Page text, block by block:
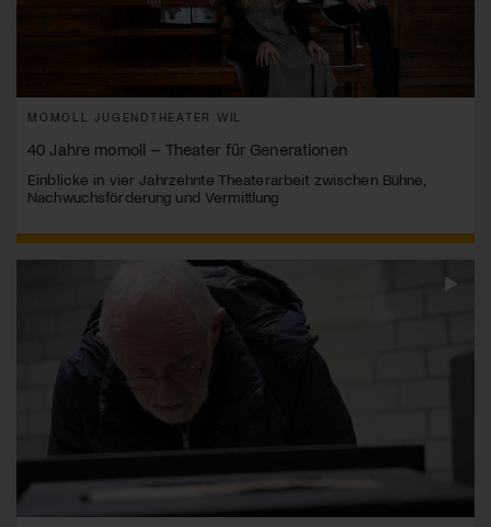
MOMOLL JUGENDTHEATER WIL
40 Jahre momoll – Theater für Generationen
Einblicke in vier Jahrzehnte Theaterarbeit zwischen Bühne,
Nachwuchsförderung und Vermittlung